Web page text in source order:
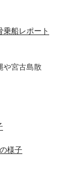
乗船レポート
や宮古島散
様子